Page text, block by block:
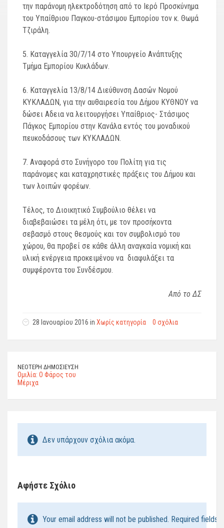
την παράνομη ηλεκτροδότηση από το Ιερό Προσκύνημα
του Υπαίθριου Παγκου-στάσιμου Εμπορίου τον κ. Θωμά
Τζιράλη.
Καταγγελία 30/7/14 στο Υπουργείο Ανάπτυξης
Τμήμα Εμπορίου Κυκλάδων.
Καταγγελία 13/8/14 Διεύθυνση Δασών Νομού
ΚΥΚΛΑΔΩΝ, για την αυθαιρεσία του Δήμου ΚΥΘΝΟΥ να
δώσει Αδεια να λειτουργήσει Υπαίθριος- Στάσιμος
Πάγκος Εμπορίου στην Κανάλα εντός του μοναδικού
πευκοδάσους των ΚΥΚΛΑΔΩΝ.
Αναφορά στο Συνήγορο του Πολίτη για τις
παράνομες και καταχρηστικές πράξεις του Δήμου και
των λοιπών φορέων.
Τέλος, το Διοικητικό Συμβούλιο θέλει να
διαβεβαιώσει τα μέλη ότι, με τον προσήκοντα
σεβασμό στους θεσμούς και τον συμβολισμό του
χώρου, θα προβεί σε κάθε άλλη αναγκαία νομική και
υλική ενέργεια προκειμένου να διαφυλάξει τα
συμφέροντα του Συνδέσμου.
Από το ΔΣ
28 Ιανουαρίου 2016 in Χωρίς κατηγορία 0 σχόλια
ΝΕΌΤΕΡΗ ΔΗΜΟΣΊΕΥΣΗ
Ομιλία: Ο Φάρος του
Μέριχα
Δεν υπάρχουν σχόλια ακόμα.
Αφήστε Σχόλιο
Your email address will not be published. Required fields